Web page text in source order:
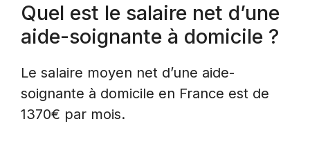
Quel est le salaire net d’une
aide-soignante à domicile ?
Le salaire moyen net d’une aide-
soignante à domicile en France est de
1370€ par mois.